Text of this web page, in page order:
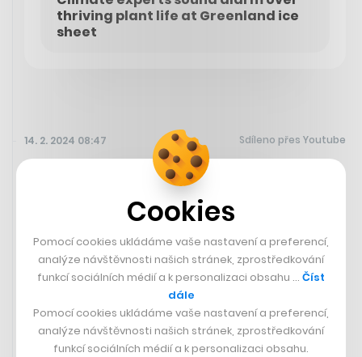
thriving plant life at Greenland ice
sheet
14. 2. 2024 08:47 Sdíleno přes Youtube
Disney+ přichystalo nový animovaný seriál. Jmenuje se
, odehrává se ve futuristické Nigérii, hlavní
hrdinkou je holčička Tola, která vlastní robotickou
ještěrku, a v traileru se mihne i něco jako světelné
obušky. Všech šest epizod bude ke zhlédnutí od konce
února.
Cookies
Pomocí cookies ukládáme vaše nastavení a preferencí,
analýze návštěvnosti našich stránek, zprostředkování
funkcí sociálních médií a k personalizaci obsahu … Číst
dále
Pomocí cookies ukládáme vaše nastavení a preferencí,
analýze návštěvnosti našich stránek, zprostředkování
funkcí sociálních médií a k personalizaci obsahu.